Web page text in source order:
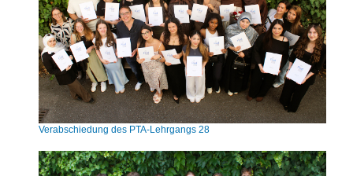
Verabschiedung des PTA-Lehrgangs 28